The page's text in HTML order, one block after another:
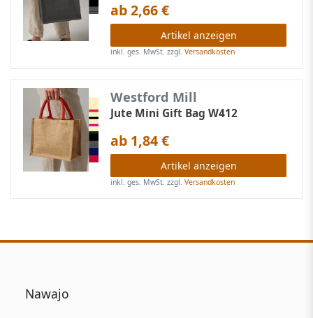
ab 2,66 €
Artikel anzeigen
inkl. ges. MwSt. zzgl.Versandkosten
Westford Mill
Jute Mini Gift Bag W412
ab 1,84 €
Artikel anzeigen
inkl. ges. MwSt. zzgl.Versandkosten
Nawajo